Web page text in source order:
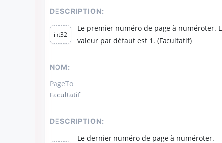
DESCRIPTION:
int32
Le premier numéro de page à numéroter.
valeur par défaut est 1. (Facultatif)
NOM:
PageTo
Facultatif
DESCRIPTION:
Le dernier numéro de page à numéroter.